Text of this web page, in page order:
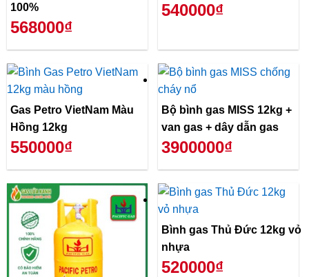
100%
568000₫
540000₫
Gas Petro VietNam Màu
Hồng 12kg
550000₫
Bộ bình gas MISS 12kg +
van gas + dây dẫn gas
3900000₫
Bình gas Thủ Đức 12kg vỏ
nhựa
520000₫